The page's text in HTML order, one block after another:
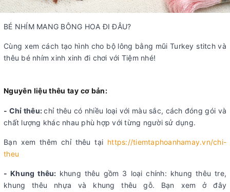
BÉ NHÍM MANG BÔNG HOA ĐI ĐÂU?
Cùng xem cách tạo hình cho bộ lông bằng mũi Turkey stitch và
thêu bé nhím xinh xinh đi chơi với Tiệm nhé!
Nguyên liệu thêu tay cơ bản:
- Chỉ thêu:chỉ thêu có nhiều loại với màu sắc, cách đóng gói và
chất lượng khác nhau phù hợp với từng người sử dụng.
Bạn xem thêm chỉ thêu tại https://tiemtaphoanhamay.vn/chi-
theu
- Khung thêu: khung thêu gồm 3 loại chính: khung thêu tre,
khung thêu nhựa và khung thêu gỗ. Bạn xem ở đây